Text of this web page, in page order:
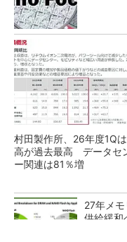
村田製作所、26年度1Q
高が過去最高 データセ
ー関連は81％増
27年メ
供給緩和